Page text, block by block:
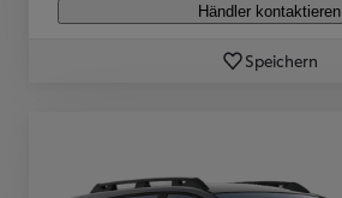
Händler kontaktieren
Speichern